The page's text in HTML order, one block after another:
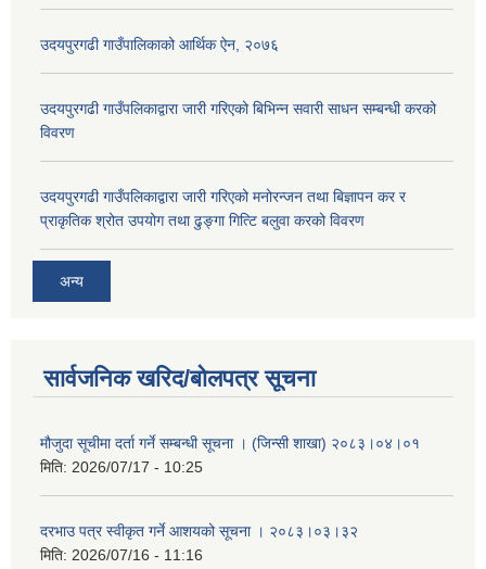
उदयपुरगढी गाउँपालिकाको आर्थिक ऐन, २०७६
उदयपुरगढी गाउँपलिकाद्वारा जारी गरिएको बिभिन्न सवारी साधन सम्बन्धी करको
विवरण
उदयपुरगढी गाउँपलिकाद्वारा जारी गरिएको मनोरन्जन तथा बिज्ञापन कर र
प्राकृतिक श्रोत उपयोग तथा ढुङ्गा गित्टि बलुवा करको विवरण
अन्य
सार्वजनिक खरिद/बोलपत्र सूचना
मौजुदा सूचीमा दर्ता गर्ने सम्बन्धी सूचना । (जिन्सी शाखा) २०८३।०४।०१
मिति: 2026/07/17 - 10:25
दरभाउ पत्र स्वीकृत गर्ने आशयको सूचना । २०८३।०३।३२
मिति: 2026/07/16 - 11:16